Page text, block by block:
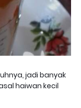
jadi banyak
haiwan kecil